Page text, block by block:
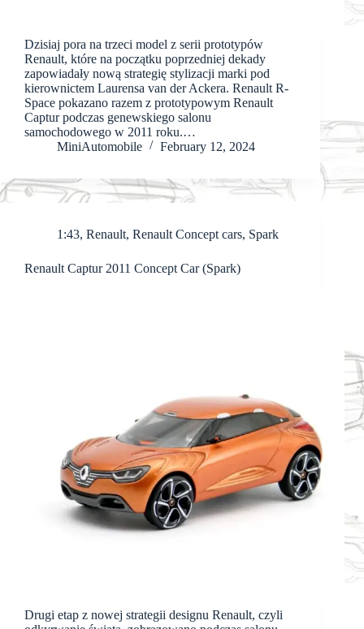
Dzisiaj pora na trzeci model z serii prototypów
Renault, które na początku poprzedniej dekady
zapowiadały nową strategię stylizacji marki pod
kierownictem Laurensa van der Ackera. Renault R-
Space pokazano razem z prototypowym Renault
Captur podczas genewskiego salonu
samochodowego w 2011 roku.…
MiniAutomobile
February 12, 2024
1:43, Renault, Renault Concept cars, Spark
Renault Captur 2011 Concept Car (Spark)
Drugi etap z nowej strategii designu Renault, czyli